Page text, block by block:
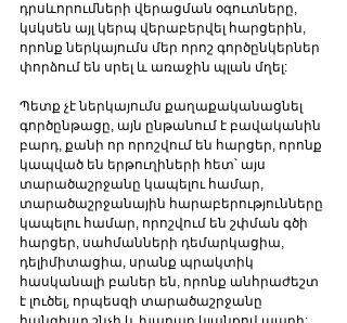
դրսևորումների վերացման օգուտները,
կսկսեն այլ կերպ վերաբերվել հարցերին,
որոնք ներկայումս մեր որոշ գործընկերներ
փորձում են սրել և առաջին պլան մղել:
Պետք չէ ներկայումս քաղաքականացնել
գործընթացը, այն ընթանում է բավականին
բարդ, քանի որ որոշվում են հարցեր, որոնք
կապված են երթուղիների հետ՝ այս
տարածաշրջանը կապելու համար,
տարածաշրջանային հարաբերությունները
կապելու համար, որոշվում են շփման գծի
հարցեր, սահմանների դեմարկացիա,
դելիմիտացիա, սրանք պրակտիկ
հասկանալի բաներ են, որոնք անհրաժեշտ
է լուծել, որպեսզի տարածաշրջանը